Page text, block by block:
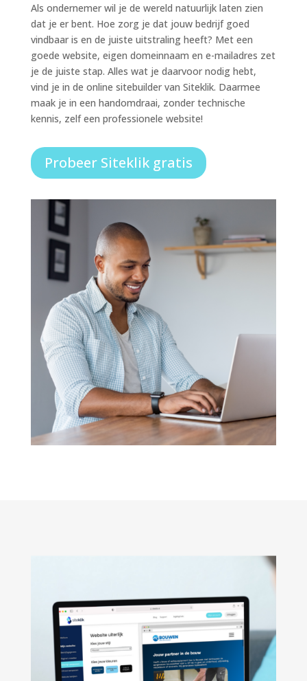
Als ondernemer wil je de wereld natuurlijk laten zien
dat je er bent. Hoe zorg je dat jouw bedrijf goed
vindbaar is en de juiste uitstraling heeft? Met een
goede website, eigen domeinnaam en e-mailadres zet
je de juiste stap. Alles wat je daarvoor nodig hebt,
vind je in de online sitebuilder van Siteklik. Daarmee
maak je in een handomdraai, zonder technische
kennis, zelf een professionele website!
Probeer Siteklik gratis